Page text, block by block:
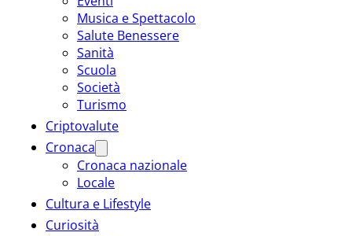
Musica e Spettacolo
Salute Benessere
Sanità
Scuola
Società
Turismo
Criptovalute
Cronaca
Cronaca nazionale
Locale
Cultura e Lifestyle
Curiosità